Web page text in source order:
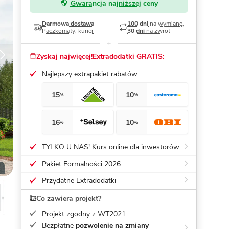
Dom pasywny- co to znaczy
Gwarancja najniższej ceny
Darmowa dostawa
Paczkomaty, kurier
100 dni na wymianę,
30 dni na zwrot
Zyskaj najwięcej!Extradodatki GRATIS:
Najlepszy extrapakiet rabatów
15% 10%
16% 10%
TYLKO U NAS! Kurs online dla inwestorów
Pakiet Formalności 2026
Przydatne Extradodatki
Co zawiera projekt?
Projekt zgodny z WT2021
Bezpłatne pozwolenie na zmiany